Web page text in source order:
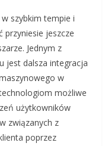
szybkim tempie i
przyniesie jeszcze
Jednym z
jest dalsza integracja
w
możliwe
użytkowników
związanych z
poprzez